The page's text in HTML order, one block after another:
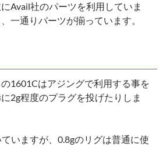
Avail社のパーツを利用していま
一通りパーツが揃っています。
1601Cはアジングで利用する事を
2g程度のプラグを投げたりしま
いますが、0.8gのリグは普通に使